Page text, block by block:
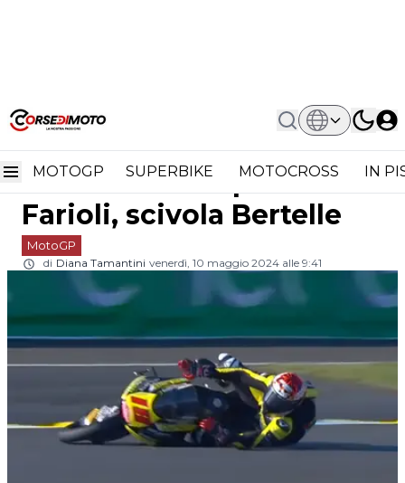
MOTOGP SUPERBIKE MOTOCROSS IN
Home MotoGP
Moto3 Le Mans, Prove Libere: Alonso
Moto3 Le Mans, Prove
Libere: Alonso precede
Farioli, scivola Bertelle
MotoGP
di Diana Tamantini venerdì, 10 maggio 2024 alle 9:41